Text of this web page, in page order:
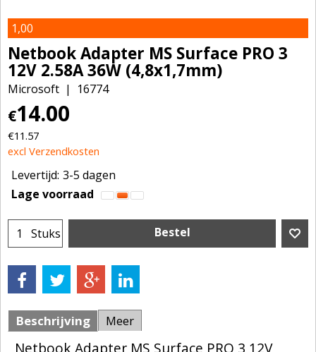
1,00
Netbook Adapter MS Surface PRO 3
12V 2.58A 36W (4,8x1,7mm)
Microsoft 16774
€14.00
€11.57
excl Verzendkosten
Levertijd: 3-5 dagen
Lage voorraad
Stuks Bestel
Beschrijving Meer
Netbook Adapter MS Surface PRO 3 12V